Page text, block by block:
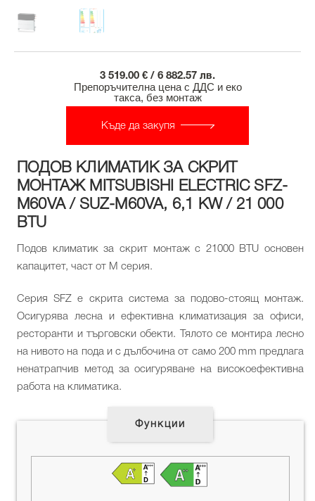
3 519.00 € / 6 882.57 лв.
Препоръчителна цена с ДДС и еко
такса, без монтаж
Къде да закупя
ПОДОВ КЛИМАТИК ЗА СКРИТ
МОНТАЖ MITSUBISHI ELECTRIC SFZ-
M60VA / SUZ-M60VA, 6,1 KW / 21 000
BTU
Подов климатик за скрит монтаж с 21000 BTU основен
капацитет, част от М серия.
Серия SFZ е скрита система за подово-стоящ монтаж.
Осигурява лесна и ефективна климатизация за офиси,
ресторанти и търговски обекти. Тялото се монтира лесно
на нивото на пода и с дълбочина от само 200 mm предлага
ненатрапчив метод за осигуряване на високоефективна
работа на климатика.
Функции